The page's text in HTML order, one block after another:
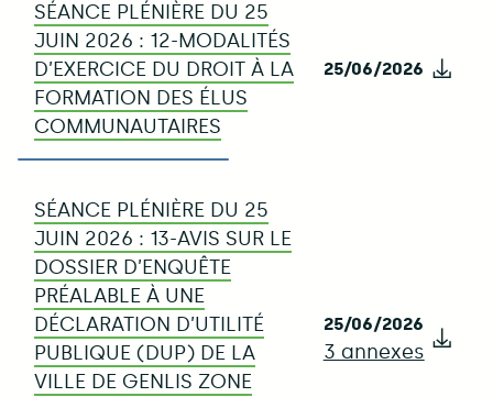
SÉANCE PLÉNIÈRE DU 25
JUIN 2026 : 12-MODALITÉS
D’EXERCICE DU DROIT À LA
FORMATION DES ÉLUS
COMMUNAUTAIRES
25/06/2026
SÉANCE PLÉNIÈRE DU 25
JUIN 2026 : 13-AVIS SUR LE
DOSSIER D’ENQUÊTE
PRÉALABLE À UNE
DÉCLARATION D’UTILITÉ
PUBLIQUE (DUP) DE LA
VILLE DE GENLIS ZONE
25/06/2026
3 annexes